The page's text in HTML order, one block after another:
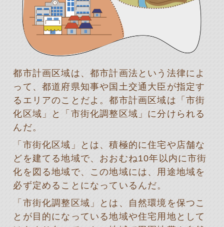
都市計画区域は、都市計画法という法律によ
って、都道府県知事や国土交通大臣が指定す
るエリアのことだよ。都市計画区域は「市街
化区域」と「市街化調整区域」に分けられる
んだ。
「市街化区域」とは、積極的に住宅や店舗な
どを建てる地域で、おおむね10年以内に市街
化を図る地域で、この地域には、用途地域を
必ず定めることになっているんだ。
「市街化調整区域」とは、自然環境を保つこ
とが目的になっている地域や住宅用地として